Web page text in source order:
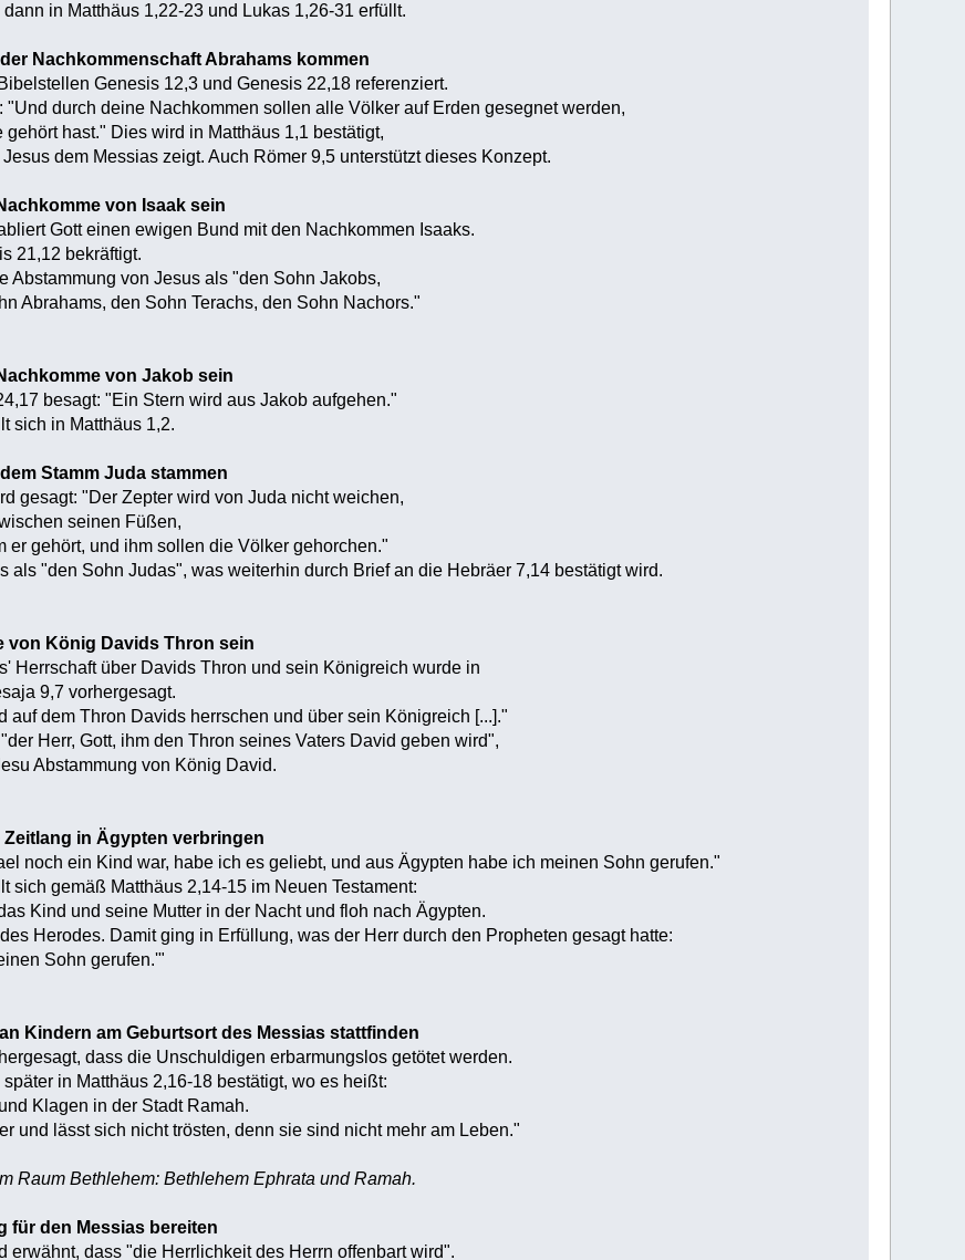
in Matthäus 1,22-23 und Lukas 1,26-31 erfüllt.
Nachkommenschaft Abrahams kommen
Genesis 12,3 und Genesis 22,18 referenziert.
"Und durch deine Nachkommen sollen alle Völker auf Erden gesegnet werden,
hast." Dies wird in Matthäus 1,1 bestätigt,
dem Messias zeigt. Auch Römer 9,5 unterstützt dieses Konzept.
von Isaak sein
Gott einen ewigen Bund mit den Nachkommen Isaaks.
21,12 bekräftigt.
Abstammung von Jesus als "den Sohn Jakobs,
Abrahams, den Sohn Terachs, den Sohn Nachors."
von Jakob sein
besagt: "Ein Stern wird aus Jakob aufgehen."
sich in Matthäus 1,2.
Stamm Juda stammen
gesagt: "Der Zepter wird von Juda nicht weichen,
seinen Füßen,
er gehört, und ihm sollen die Völker gehorchen."
als "den Sohn Judas", was weiterhin durch Brief an die Hebräer 7,14 bestätigt wird.
von König Davids Thron sein
Herrschaft über Davids Thron und sein Königreich wurde in
9,7 vorhergesagt.
auf dem Thron Davids herrschen und über sein Königreich [...]."
Herr, Gott, ihm den Thron seines Vaters David geben wird",
Abstammung von König David.
Zeitlang in Ägypten verbringen
noch ein Kind war, habe ich es geliebt, und aus Ägypten habe ich meinen Sohn gerufen."
sich gemäß Matthäus 2,14-15 im Neuen Testament:
Kind und seine Mutter in der Nacht und floh nach Ägypten.
Herodes. Damit ging in Erfüllung, was der Herr durch den Propheten gesagt hatte:
Sohn gerufen.'"
Kindern am Geburtsort des Messias stattfinden
dass die Unschuldigen erbarmungslos getötet werden.
in Matthäus 2,16-18 bestätigt, wo es heißt:
Klagen in der Stadt Ramah.
und lässt sich nicht trösten, denn sie sind nicht mehr am Leben."
Raum Bethlehem: Bethlehem Ephrata und Ramah.
für den Messias bereiten
erwähnt, dass "die Herrlichkeit des Herrn offenbart wird".